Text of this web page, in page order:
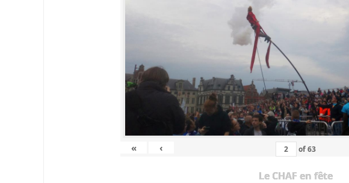
« ‹ of63
Le CHAF en fête